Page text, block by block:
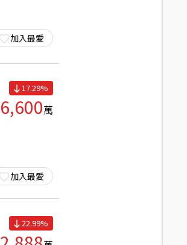
加入最愛
17.29%
6,600萬
加入最愛
22.99%